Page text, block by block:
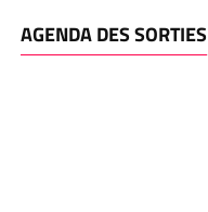
AGENDA DES SORTIES